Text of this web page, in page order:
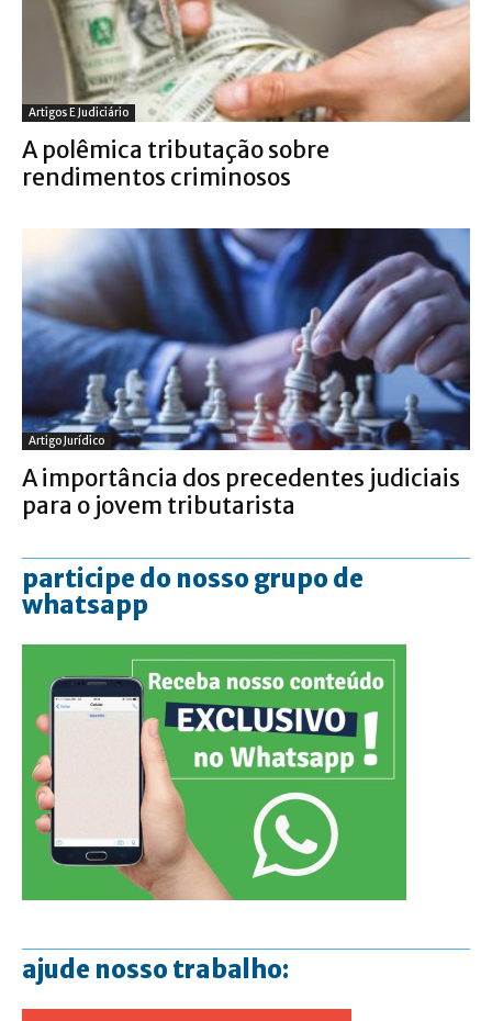
Artigos E Judiciário
A polêmica tributação sobre
rendimentos criminosos
Artigo Jurídico
A importância dos precedentes judiciais
para o jovem tributarista
participe do nosso grupo de
whatsapp
ajude nosso trabalho: